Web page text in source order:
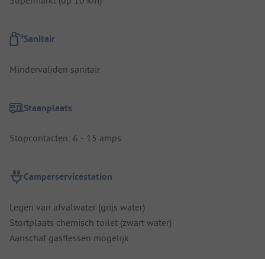
Sanitair
Mindervaliden sanitair
Staanplaats
Stopcontacten: 6 - 15 amps
Camperservicestation
Legen van afvalwater (grijs water)
Stortplaats chemisch toilet (zwart water)
Aanschaf gasflessen mogelijk